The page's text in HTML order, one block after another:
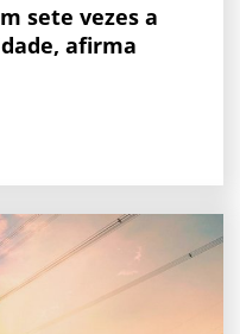
sete vezes a
afirma